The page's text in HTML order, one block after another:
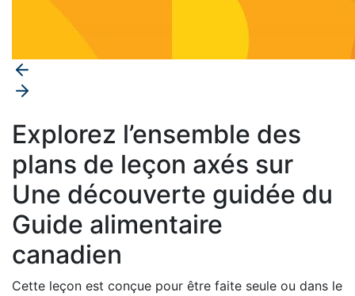
Explorez l’ensemble des
plans de leçon axés sur
Une découverte guidée du
Guide alimentaire
canadien
Cette leçon est conçue pour être faite seule ou dans le